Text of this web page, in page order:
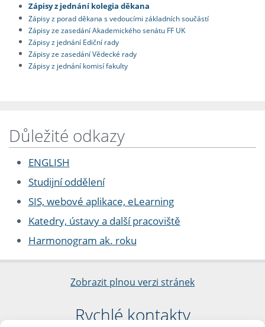
Zápisy z jednání kolegia děkana
Zápisy z porad děkana s vedoucími základních součástí
Zápisy ze zasedání Akademického senátu FF UK
Zápisy z jednání Ediční rady
Zápisy ze zasedání Vědecké rady
Zápisy z jednání komisí fakulty
Důležité odkazy
ENGLISH
Studijní oddělení
SIS, webové aplikace, eLearning
Katedry, ústavy a další pracoviště
Harmonogram ak. roku
Zobrazit plnou verzi stránek
Rychlé kontakty